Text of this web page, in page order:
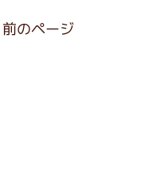
前のページ